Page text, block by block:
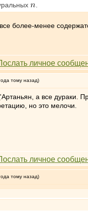
более-менее
тому назад)
а все дураки.
но это мелочи.
тому назад)